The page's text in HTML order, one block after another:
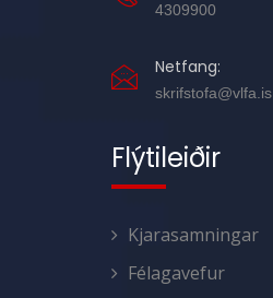
4309900
Netfang:
skrifstofa@vlfa.is
Flýtileiðir
Kjarasamningar
Félagavefur